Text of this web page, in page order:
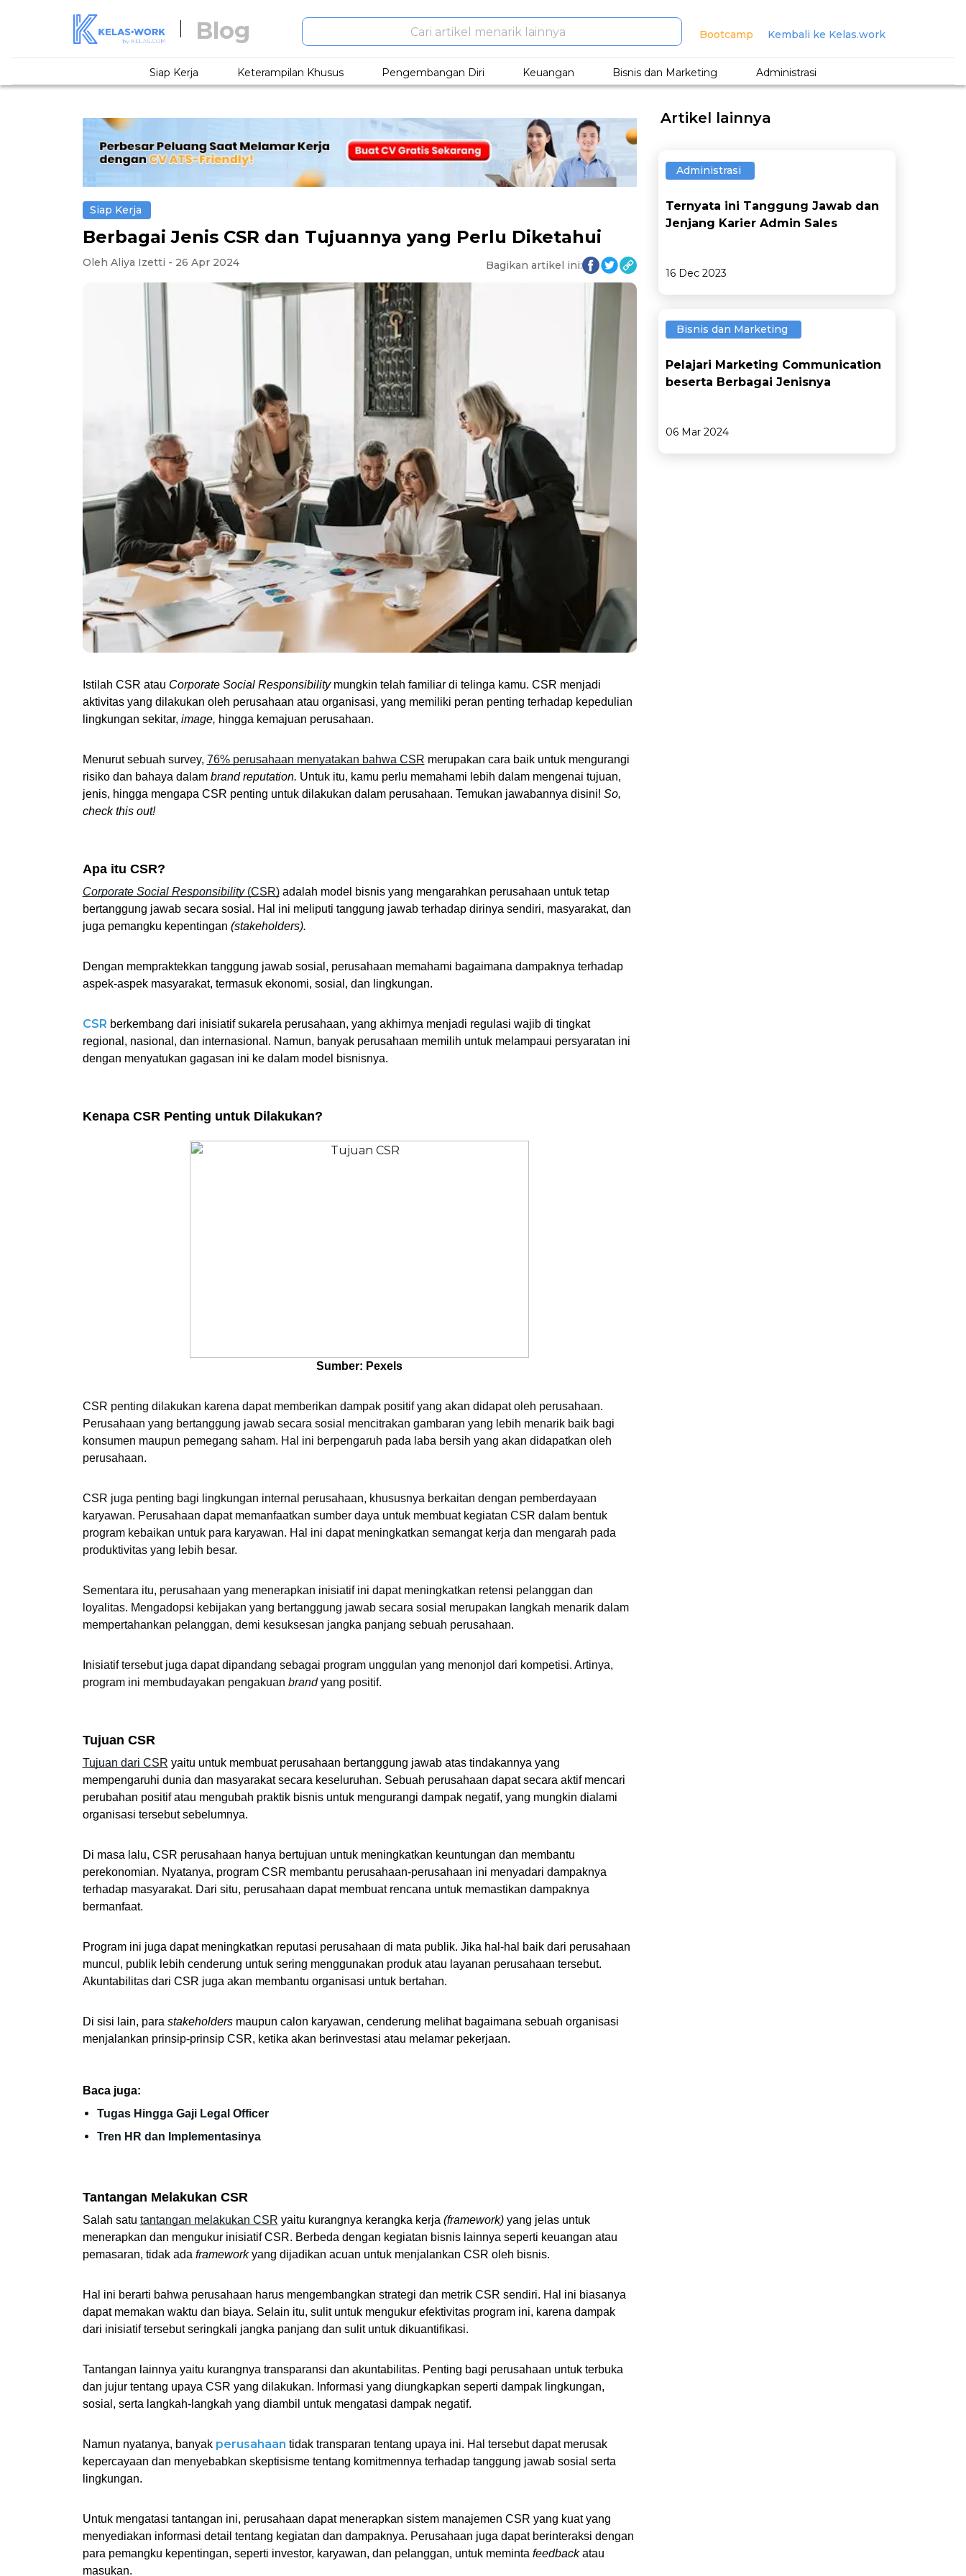
Blog Bootcamp Kembali ke Kelas.work
Siap Kerja Keterampilan Khusus Pengembangan Diri Keuangan Bisnis dan Marketing Administrasi
Siap Kerja
Berbagai Jenis CSR dan Tujuannya yang Perlu Diketahui
Oleh Aliya Izetti - 26 Apr 2024 Bagikan artikel ini:
Istilah CSR atau Corporate Social Responsibility mungkin telah familiar di telinga kamu. CSR menjadi
aktivitas yang dilakukan oleh perusahaan atau organisasi, yang memiliki peran penting terhadap kepedulian
lingkungan sekitar, image, hingga kemajuan perusahaan.
Menurut sebuah survey, 76% perusahaan menyatakan bahwa CSR merupakan cara baik untuk mengurangi
risiko dan bahaya dalam brand reputation. Untuk itu, kamu perlu memahami lebih dalam mengenai tujuan,
jenis, hingga mengapa CSR penting untuk dilakukan dalam perusahaan. Temukan jawabannya disini! So,
check this out!
Apa itu CSR?
Corporate Social Responsibility (CSR) adalah model bisnis yang mengarahkan perusahaan untuk tetap
bertanggung jawab secara sosial. Hal ini meliputi tanggung jawab terhadap dirinya sendiri, masyarakat, dan
juga pemangku kepentingan (stakeholders).
Dengan mempraktekkan tanggung jawab sosial, perusahaan memahami bagaimana dampaknya terhadap
aspek-aspek masyarakat, termasuk ekonomi, sosial, dan lingkungan.
CSR berkembang dari inisiatif sukarela perusahaan, yang akhirnya menjadi regulasi wajib di tingkat
regional, nasional, dan internasional. Namun, banyak perusahaan memilih untuk melampaui persyaratan ini
dengan menyatukan gagasan ini ke dalam model bisnisnya.
Kenapa CSR Penting untuk Dilakukan?
Sumber: Pexels
CSR penting dilakukan karena dapat memberikan dampak positif yang akan didapat oleh perusahaan.
Perusahaan yang bertanggung jawab secara sosial mencitrakan gambaran yang lebih menarik baik bagi
konsumen maupun pemegang saham. Hal ini berpengaruh pada laba bersih yang akan didapatkan oleh
perusahaan.
CSR juga penting bagi lingkungan internal perusahaan, khususnya berkaitan dengan pemberdayaan
karyawan. Perusahaan dapat memanfaatkan sumber daya untuk membuat kegiatan CSR dalam bentuk
program kebaikan untuk para karyawan. Hal ini dapat meningkatkan semangat kerja dan mengarah pada
produktivitas yang lebih besar.
Sementara itu, perusahaan yang menerapkan inisiatif ini dapat meningkatkan retensi pelanggan dan
loyalitas. Mengadopsi kebijakan yang bertanggung jawab secara sosial merupakan langkah menarik dalam
mempertahankan pelanggan, demi kesuksesan jangka panjang sebuah perusahaan.
Inisiatif tersebut juga dapat dipandang sebagai program unggulan yang menonjol dari kompetisi. Artinya,
program ini membudayakan pengakuan brand yang positif.
Tujuan CSR
Tujuan dari CSR yaitu untuk membuat perusahaan bertanggung jawab atas tindakannya yang
mempengaruhi dunia dan masyarakat secara keseluruhan. Sebuah perusahaan dapat secara aktif mencari
perubahan positif atau mengubah praktik bisnis untuk mengurangi dampak negatif, yang mungkin dialami
organisasi tersebut sebelumnya.
Di masa lalu, CSR perusahaan hanya bertujuan untuk meningkatkan keuntungan dan membantu
perekonomian. Nyatanya, program CSR membantu perusahaan-perusahaan ini menyadari dampaknya
terhadap masyarakat. Dari situ, perusahaan dapat membuat rencana untuk memastikan dampaknya
bermanfaat.
Program ini juga dapat meningkatkan reputasi perusahaan di mata publik. Jika hal-hal baik dari perusahaan
muncul, publik lebih cenderung untuk sering menggunakan produk atau layanan perusahaan tersebut.
Akuntabilitas dari CSR juga akan membantu organisasi untuk bertahan.
Di sisi lain, para stakeholders maupun calon karyawan, cenderung melihat bagaimana sebuah organisasi
menjalankan prinsip-prinsip CSR, ketika akan berinvestasi atau melamar pekerjaan.
Baca juga:
Tugas Hingga Gaji Legal Officer
Tren HR dan Implementasinya
Tantangan Melakukan CSR
Salah satu tantangan melakukan CSR yaitu kurangnya kerangka kerja (framework) yang jelas untuk
menerapkan dan mengukur inisiatif CSR. Berbeda dengan kegiatan bisnis lainnya seperti keuangan atau
pemasaran, tidak ada framework yang dijadikan acuan untuk menjalankan CSR oleh bisnis.
Hal ini berarti bahwa perusahaan harus mengembangkan strategi dan metrik CSR sendiri. Hal ini biasanya
dapat memakan waktu dan biaya. Selain itu, sulit untuk mengukur efektivitas program ini, karena dampak
dari inisiatif tersebut seringkali jangka panjang dan sulit untuk dikuantifikasi.
Tantangan lainnya yaitu kurangnya transparansi dan akuntabilitas. Penting bagi perusahaan untuk terbuka
dan jujur tentang upaya CSR yang dilakukan. Informasi yang diungkapkan seperti dampak lingkungan,
sosial, serta langkah-langkah yang diambil untuk mengatasi dampak negatif.
Namun nyatanya, banyak perusahaan tidak transparan tentang upaya ini. Hal tersebut dapat merusak
kepercayaan dan menyebabkan skeptisisme tentang komitmennya terhadap tanggung jawab sosial serta
lingkungan.
Untuk mengatasi tantangan ini, perusahaan dapat menerapkan sistem manajemen CSR yang kuat yang
menyediakan informasi detail tentang kegiatan dan dampaknya. Perusahaan juga dapat berinteraksi dengan
para pemangku kepentingan, seperti investor, karyawan, dan pelanggan, untuk meminta feedback atau
masukan.
Artikel lainnya
Administrasi
Ternyata ini Tanggung Jawab dan
Jenjang Karier Admin Sales
16 Dec 2023
Bisnis dan Marketing
Pelajari Marketing Communication
beserta Berbagai Jenisnya
06 Mar 2024